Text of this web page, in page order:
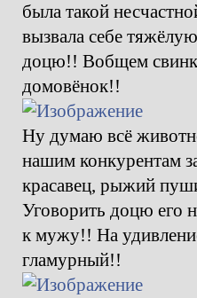
была такой
вызвала себе
доцю!! Вобщем
домовёнок!!
Ну думаю всё
нашим конкурентам
красавец, рыжий
Уговорить доцю его
к мужу!! На
гламурный!!